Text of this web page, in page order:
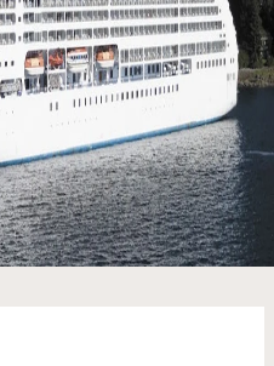
美味的查特魯酒吧佳餚到優雅
顯著非凡品味